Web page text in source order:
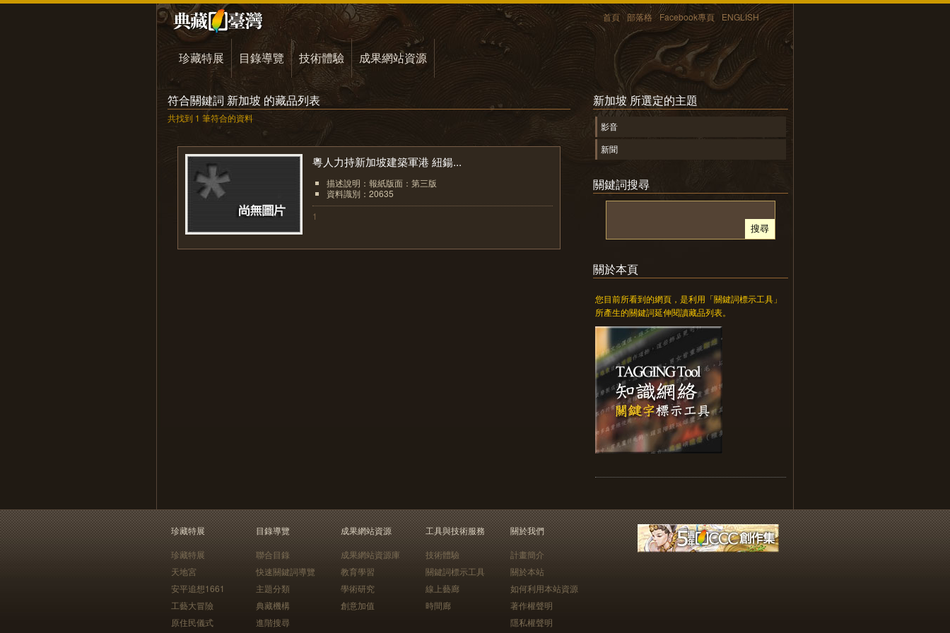
首頁 部落格 Facebook專頁 ENGLISH
珍藏特展 目錄導覽 技術體驗 成果網站資源
符合關鍵詞 新加坡 的藏品列表
共找到 1 筆符合的資料
粵人力持新加坡建築軍港 紐鍚...
描述說明：報紙版面：第三版
資料識別：20635
1
新加坡 所選定的主題
影音
新聞
關鍵詞搜尋
關於本頁
您目前所看到的網頁，是利用「關鍵詞標示工具」
所產生的關鍵詞延伸閱讀藏品列表。
珍藏特展
珍藏特展
天地宮
安平追想1661
工藝大冒險
原住民儀式
目錄導覽
聯合目錄
快速關鍵詞導覽
主題分類
典藏機構
進階搜尋
成果網站資源
成果網站資源庫
教育學習
學術研究
創意加值
工具與技術服務
技術體驗
關鍵詞標示工具
線上藝廊
時間廊
關於我們
計畫簡介
關於本站
如何利用本站資源
著作權聲明
隱私權聲明